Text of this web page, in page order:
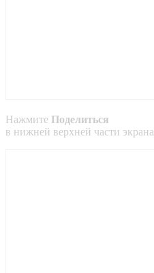
Нажмите Поделиться
в нижней верхней части экрана